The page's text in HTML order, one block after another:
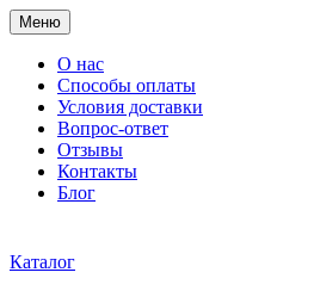
Меню
О нас
Способы оплаты
Условия доставки
Вопрос-ответ
Отзывы
Контакты
Блог
Каталог